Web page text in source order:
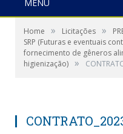
MENU
Home » Licitações »
SRP (Futuras e eventuais
fornecimento de gêneros
higienização) »